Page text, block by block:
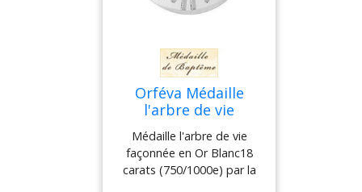
Orféva Médaille
l'arbre de vie
Médaille l'arbre de vie
façonnée en Or Blanc18
carats (750/1000e) par la